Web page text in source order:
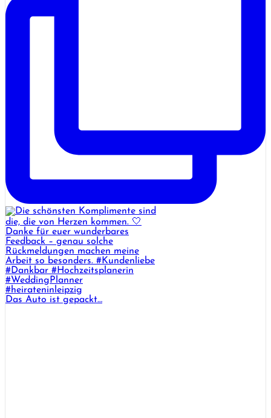
Das Auto ist gepackt…